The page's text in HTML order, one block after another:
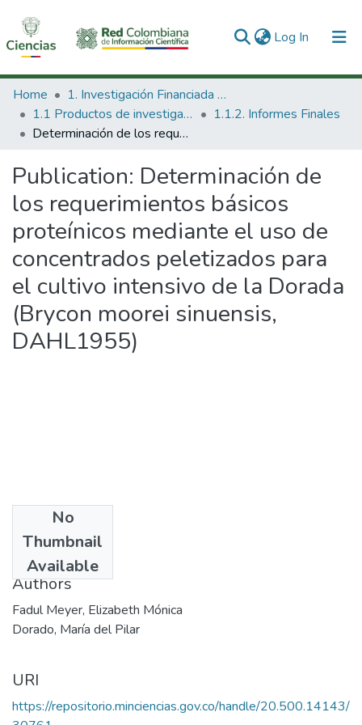
Log In (current)
Communities & Collections
All of DSpace
Home
1. Investigación Financiada con Recursos Públicos
1.1 Productos de investigación
1.1.2. Informes Finales
Determinación de los requerimientos básicos proteínicos mediante el uso de concentrados peletizados para el cultivo intensivo de la Dorada (Brycon moorei sinuensis, DAHL1955)
Publication: Determinación de
los requerimientos básicos
proteínicos mediante el uso de
concentrados peletizados para
el cultivo intensivo de la Dorada
(Brycon moorei sinuensis,
DAHL1955)
No
Thumbnail
Available
1988
Authors
Fadul Meyer, Elizabeth Mónica
Dorado, María del Pilar
URI
https://repositorio.minciencias.gov.co/handle/20.500.14143/